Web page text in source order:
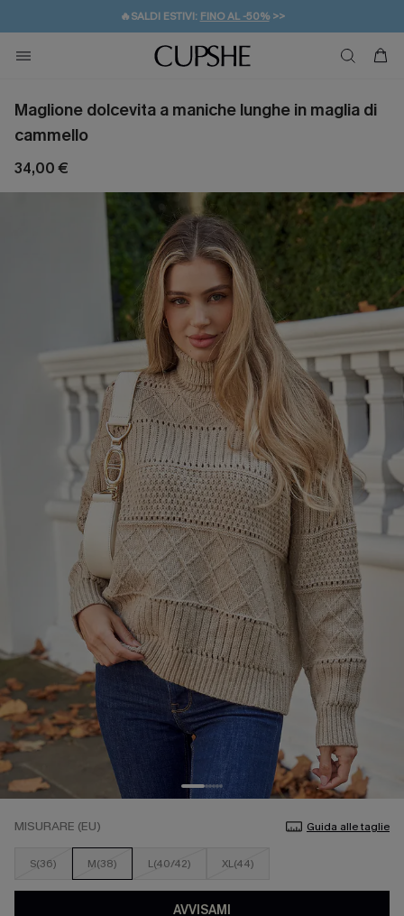
🔥SALDI ESTIVI: FINO AL -50%>>
🚚SPEDIZIONE GRATUITA DA 49€
💌REGALO PER I NUOVI: 20% DI SCONTO*
Maglione dolcevita a maniche lunghe in maglia di
cammello
34,00 €
MISURARE (EU) Guida alle taglie
S(36) M(38) L(40/42) XL(44)
AVVISAMI